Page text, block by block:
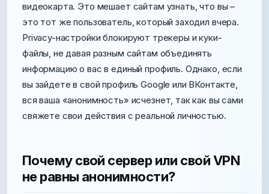
видеокарта. Это мешает сайтам узнать, что вы –
это тот же пользователь, который заходил вчера.
Privacy-настройки блокируют трекеры и куки-
файлы, не давая разным сайтам объединять
информацию о вас в единый профиль. Однако, если
вы зайдете в свой профиль Google или ВКонтакте,
вся ваша «анонимность» исчезнет, так как вы сами
свяжете свои действия с реальной личностью.
Почему свой сервер или свой VPN
не равны анонимности?